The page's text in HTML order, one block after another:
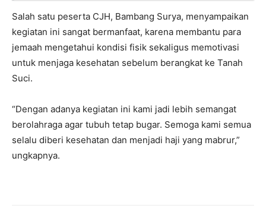
Salah satu peserta CJH, Bambang Surya, menyampaikan
kegiatan ini sangat bermanfaat, karena membantu para
jemaah mengetahui kondisi fisik sekaligus memotivasi
untuk menjaga kesehatan sebelum berangkat ke Tanah
Suci.
“Dengan adanya kegiatan ini kami jadi lebih semangat
berolahraga agar tubuh tetap bugar. Semoga kami semua
selalu diberi kesehatan dan menjadi haji yang mabrur,”
ungkapnya.